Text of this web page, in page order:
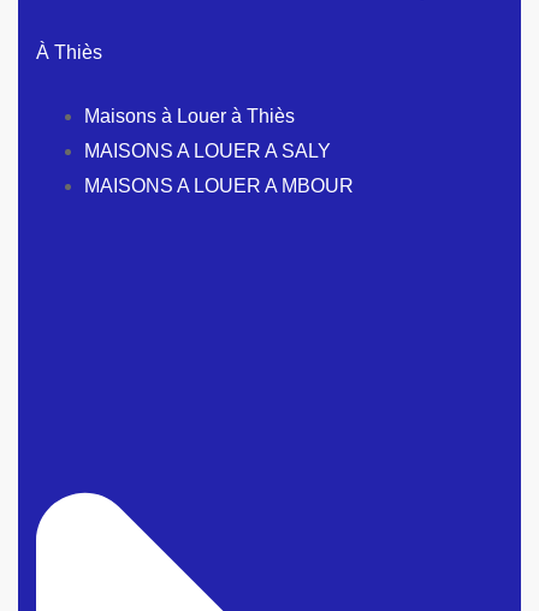
À Thiès
Maisons à Louer à Thiès
MAISONS A LOUER A SALY
MAISONS A LOUER A MBOUR